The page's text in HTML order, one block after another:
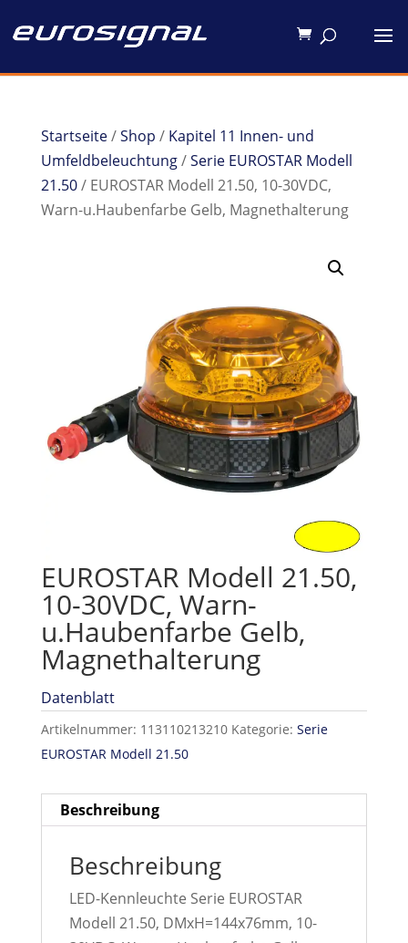
Startseite/Shop / Kapitel 11 Innen- und
Umfeldbeleuchtung/Serie EUROSTAR Modell
21.50/ EUROSTAR Modell 21.50, 10-30VDC,
Warn-u.Haubenfarbe Gelb, Magnethalterung
EUROSTAR Modell 21.50,
10-30VDC, Warn-
u.Haubenfarbe Gelb,
Magnethalterung
Datenblatt
Artikelnummer: 113110213210 Kategorie: Serie
EUROSTAR Modell 21.50
Beschreibung
Beschreibung
LED-Kennleuchte Serie EUROSTAR
Modell 21.50, DMxH=144x76mm, 10-